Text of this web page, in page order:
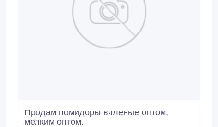
Продам помидоры вяленые оптом,
мелким оптом.